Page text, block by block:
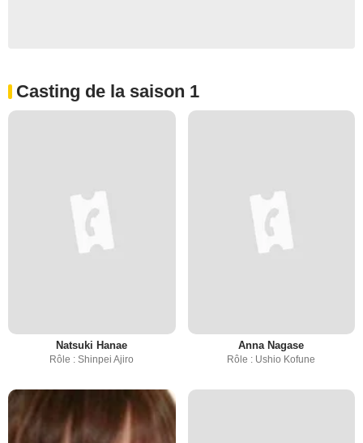
Casting de la saison 1
Natsuki Hanae
Rôle : Shinpei Ajiro
Anna Nagase
Rôle : Ushio Kofune